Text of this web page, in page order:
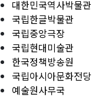
대한민국역사박물관
국립한글박물관
국립중앙극장
국립현대미술관
한국정책방송원
국립아시아문화전당
예술원사무국